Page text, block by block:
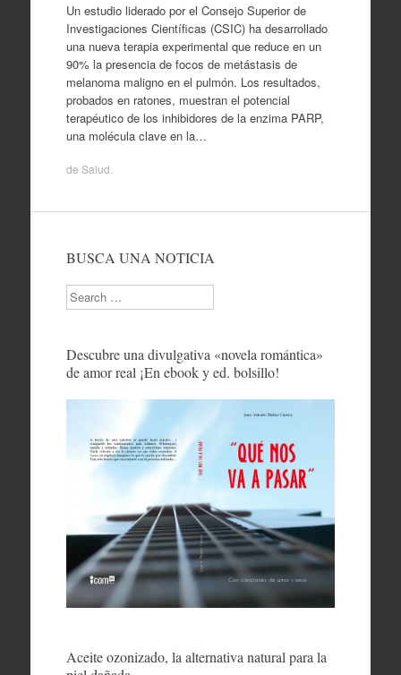
Un estudio liderado por el Consejo Superior de
Investigaciones Científicas (CSIC) ha desarrollado
una nueva terapia experimental que reduce en un
90% la presencia de focos de metástasis de
melanoma maligno en el pulmón. Los resultados,
probados en ratones, muestran el potencial
terapéutico de los inhibidores de la enzima PARP,
una molécula clave en la…
de Salud
BUSCA UNA NOTICIA
Search
Descubre una divulgativa «novela romántica»
de amor real ¡En ebook y ed. bolsillo!
Aceite ozonizado, la alternativa natural para la